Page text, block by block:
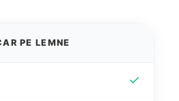
PE LEMNE
✓